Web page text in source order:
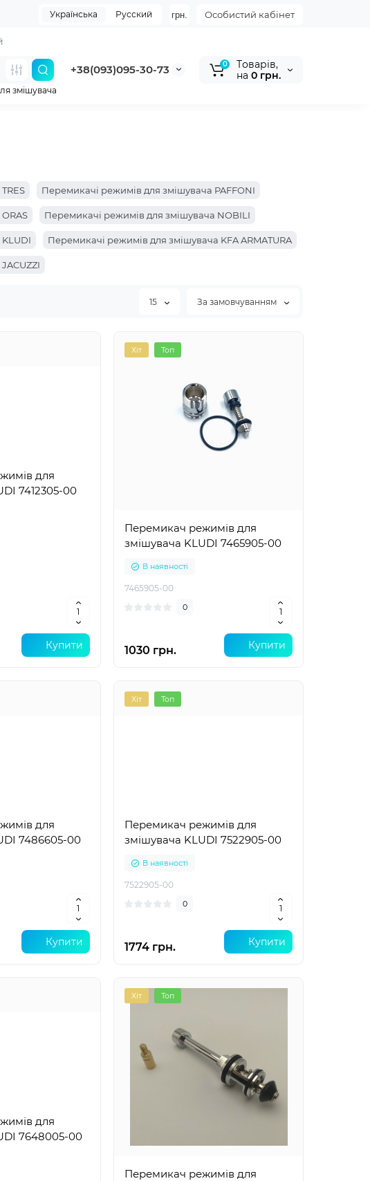
Особистий кабінет
грн.
Українська Русский
+38(093)095-30-73
змішувача
0
Tоварів,
на 0 грн.
Перемикачі режимів для змішувача PAFFONI
Перемикачі режимів для змішувача NOBILI
Перемикачі режимів для змішувача KFA ARMATURA
15 За замовчуванням
для
7412305-00
Купити
Хіт Топ
Перемикач режимів для
змішувача KLUDI 7465905-00
В наявності
7465905-00
0
1030 грн. Купити
для
7486605-00
Купити
Хіт Топ
Перемикач режимів для
змішувача KLUDI 7522905-00
В наявності
7522905-00
0
1774 грн. Купити
для
7648005-00
Хіт Топ
Перемикач режимів для